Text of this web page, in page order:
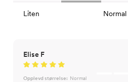
Liten Normal
Elise F
Opplevd størrelse: Normal